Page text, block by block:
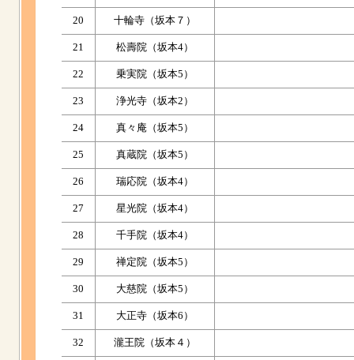
20 十輪寺（坂本７）
21 松壽院（坂本4）
22 乗実院（坂本5）
23 浄光寺（坂本2）
24 真々庵（坂本5）
25 真蔵院（坂本5）
26 瑞応院（坂本4）
27 星光院（坂本4）
28 千手院（坂本4）
29 禅定院（坂本5）
30 大慈院（坂本5）
31 大正寺（坂本6）
32 瀧王院（坂本４）